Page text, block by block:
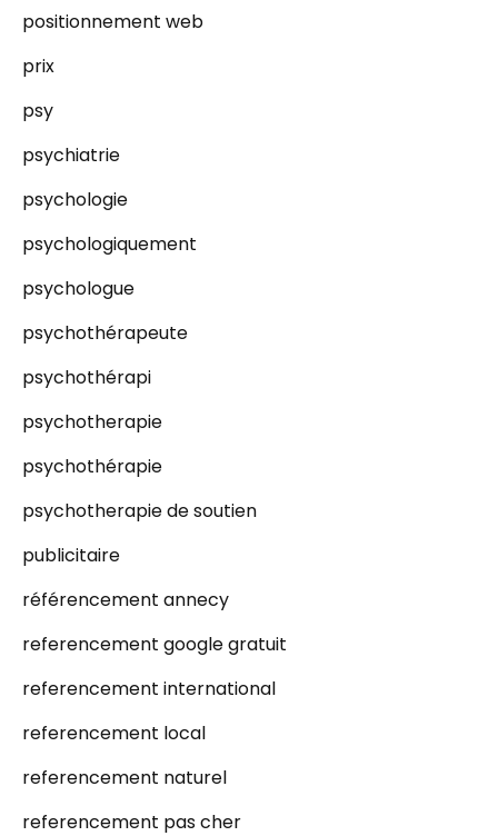
positionnement web
prix
psy
psychiatrie
psychologie
psychologiquement
psychologue
psychothérapeute
psychothérapi
psychotherapie
psychothérapie
psychotherapie de soutien
publicitaire
référencement annecy
referencement google gratuit
referencement international
referencement local
referencement naturel
referencement pas cher